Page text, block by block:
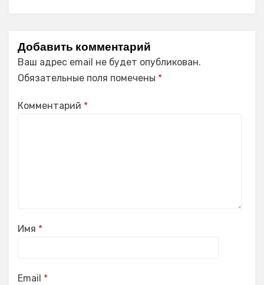
Добавить комментарий
Ваш адрес email не будет опубликован.
Обязательные поля помечены *
Комментарий *
Имя *
Email *